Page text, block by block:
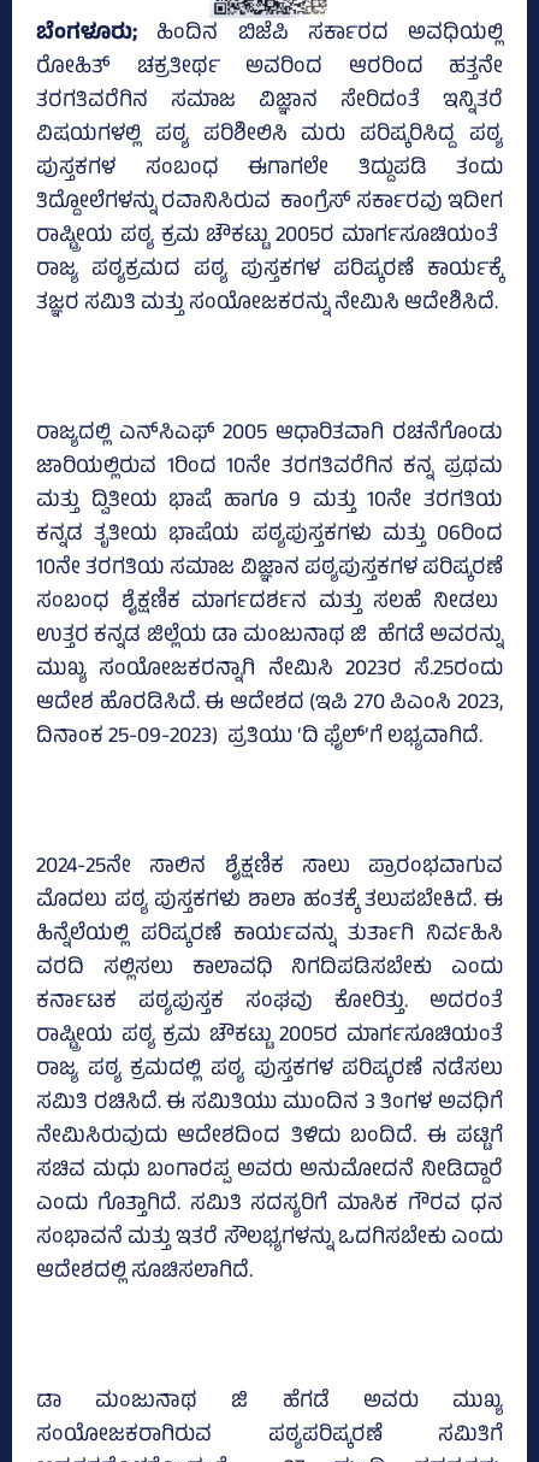
ಬೆಂಗಳೂರು; ಹಿಂದಿನ ಬಿಜೆಪಿ ಸರ್ಕಾರದ ಅವಧಿಯಲ್ಲಿ
ರೋಹಿತ್‌ ಚಕ್ರತೀರ್ಥ ಅವರಿಂದ ಆರರಿಂದ ಹತ್ತನೇ
ತರಗತಿವರೆಗಿನ ಸಮಾಜ ವಿಜ್ಞಾನ ಸೇರಿದಂತೆ ಇನ್ನಿತರೆ
ವಿ‍ಷಯಗಳಲ್ಲಿ ಪಠ್ಯ ಪರಿಶೀಲಿಸಿ ಮರು ಪರಿಷ್ಕರಿಸಿದ್ದ ಪಠ್ಯ
ಪುಸ್ತಕಗಳ ಸಂಬಂಧ ಈಗಾಗಲೇ ತಿದ್ದುಪಡಿ ತಂದು
ತಿದ್ದೋಲೆಗಳನ್ನು ರವಾನಿಸಿರುವ ಕಾಂಗ್ರೆಸ್‌ ಸರ್ಕಾರವು ಇದೀಗ
ರಾಷ್ಟ್ರೀಯ ಪಠ್ಯ ಕ್ರಮ ಚೌಕಟ್ಟು 2005ರ ಮಾರ್ಗಸೂಚಿಯಂತೆ
ರಾಜ್ಯ ಪಠ್ಯಕ್ರಮದ ಪಠ್ಯ ಪುಸ್ತಕಗಳ ಪರಿಷ್ಕರಣೆ ಕಾರ್ಯಕ್ಕೆ
ತಜ್ಞರ ಸಮಿತಿ ಮತ್ತು ಸಂಯೋಜಕರನ್ನು ನೇಮಿಸಿ ಆದೇಶಿಸಿದೆ.
ರಾಜ್ಯದಲ್ಲಿ ಎನ್‌ಸಿಎಫ್‌ 2005 ಆಧಾರಿತವಾಗಿ ರಚನೆಗೊಂಡು
ಜಾರಿಯಲ್ಲಿರುವ 1ರಿಂದ 10ನೇ ತರಗತಿವರೆಗಿನ ಕನ್ನ ಪ್ರಥಮ
ಮತ್ತು ದ್ವಿತೀಯ ಭಾಷೆ ಹಾಗೂ 9 ಮತ್ತು 10ನೇ ತರಗತಿಯ
ಕನ್ನಡ ತೃತೀಯ ಭಾಷೆಯ ಪಠ್ಯಪುಸ್ತಕಗಳು ಮತ್ತು 06ರಿಂದ
10ನೇ ತರಗತಿಯ ಸಮಾಜ ವಿಜ್ಞಾನ ಪಠ್ಯಪುಸ್ತಕಗಳ ಪರಿಷ್ಕರಣೆ
ಸಂಬಂಧ ಶೈಕ್ಷಣಿಕ ಮಾರ್ಗದರ್ಶನ ಮತ್ತು ಸಲಹೆ ನೀಡಲು
ಉತ್ತರ ಕನ್ನಡ ಜಿಲ್ಲೆಯ ಡಾ ಮಂಜುನಾಥ ಜಿ ಹೆಗಡೆ ಅವರನ್ನು
ಮುಖ್ಯ ಸಂಯೋಜಕರನ್ನಾಗಿ ನೇಮಿಸಿ 2023ರ ಸೆ.25ರಂದು
ಆದೇಶ ಹೊರಡಿಸಿದೆ. ಈ ಆದೇಶದ (ಇಪಿ 270 ಪಿಎಂಸಿ 2023,
ದಿನಾಂಕ 25-09-2023) ಪ್ರತಿಯು ‘ದಿ ಫೈಲ್‌’ಗೆ ಲಭ್ಯವಾಗಿದೆ.
2024-25ನೇ ಸಾಲಿನ ಶೈಕ್ಷಣಿಕ ಸಾಲು ಪ್ರಾರಂಭವಾಗುವ
ಮೊದಲು ಪಠ್ಯ ಪುಸ್ತಕಗಳು ಶಾಲಾ ಹಂತಕ್ಕೆ ತಲುಪಬೇಕಿದೆ. ಈ
ಹಿನ್ನೆಲೆಯಲ್ಲಿ ಪರಿಷ್ಕರಣೆ ಕಾರ್ಯವನ್ನು ತುರ್ತಾಗಿ ನಿರ್ವಹಿಸಿ
ವರದಿ ಸಲ್ಲಿಸಲು ಕಾಲಾವಧಿ ನಿಗದಿಪಡಿಸಬೇಕು ಎಂದು
ಕರ್ನಾಟಕ ಪಠ್ಯಪುಸ್ತಕ ಸಂಘವು ಕೋರಿತ್ತು. ಅದರಂತೆ
ರಾಷ್ಟ್ರೀಯ ಪಠ್ಯ ಕ್ರಮ ಚೌಕಟ್ಟು 2005ರ ಮಾರ್ಗಸೂಚಿಯಂತೆ
ರಾಜ್ಯ ಪಠ್ಯ ಕ್ರಮದಲ್ಲಿ ಪಠ್ಯ ಪುಸ್ತಕಗಳ ಪರಿಷ್ಕರಣೆ ನಡೆಸಲು
ಸಮಿತಿ ರಚಿಸಿದೆ. ಈ ಸಮಿತಿಯು ಮುಂದಿನ 3 ತಿಂಗಳ ಅವಧಿಗೆ
ನೇಮಿಸಿರುವುದು ಆದೇಶದಿಂದ ತಿಳಿದು ಬಂದಿದೆ. ಈ ಪಟ್ಟಿಗೆ
ಸಚಿವ ಮಧು ಬಂಗಾರಪ್ಪ ಅವರು ಅನುಮೋದನೆ ನೀಡಿದ್ದಾರೆ
ಎಂದು ಗೊತ್ತಾಗಿದೆ. ಸಮಿತಿ ಸದಸ್ಯರಿಗೆ ಮಾಸಿಕ ಗೌರವ ಧನ
ಸಂಭಾವನೆ ಮತ್ತು ಇತರೆ ಸೌಲಭ್ಯಗಳನ್ನು ಒದಗಿಸಬೇಕು ಎಂದು
ಆದೇಶದಲ್ಲಿ ಸೂಚಿಸಲಾಗಿದೆ.
ಡಾ ಮಂಜುನಾಥ ಜಿ ಹೆಗಡೆ ಅವರು ಮುಖ್ಯ
ಸಂಯೋಜಕರಾಗಿರುವ ಪಠ್ಯಪರಿಷ್ಕರಣೆ ಸಮಿತಿಗೆ